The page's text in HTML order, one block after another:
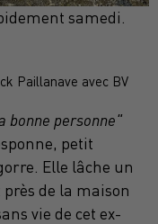
samedi.
Paillanave avec BV
bonne personne"
petit
Elle lâche un
de la maison
vie de cet ex-